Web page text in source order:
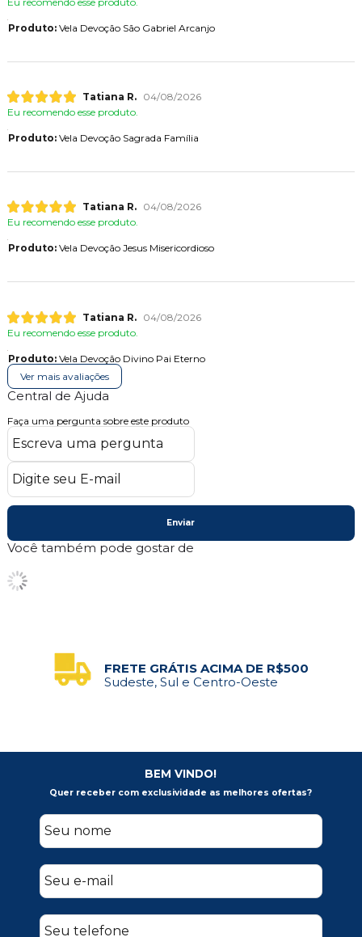
Produto:Vela Devoção São Gabriel Arcanjo
Tatiana R.
04/08/2026
Eu recomendo esse produto.
Produto:Vela Devoção Sagrada Família
Tatiana R.
04/08/2026
Eu recomendo esse produto.
Produto:Vela Devoção Jesus Misericordioso
Tatiana R.
04/08/2026
Eu recomendo esse produto.
Produto:Vela Devoção Divino Pai Eterno
Ver mais avaliações
Central de Ajuda
Faça uma pergunta sobre este produto
Enviar
Você também pode gostar de
FRETE GRÁTIS ACIMA DE R$500
Sudeste, Sul e Centro-Oeste
BEM VINDO!
Quer receber com exclusividade as melhores ofertas?